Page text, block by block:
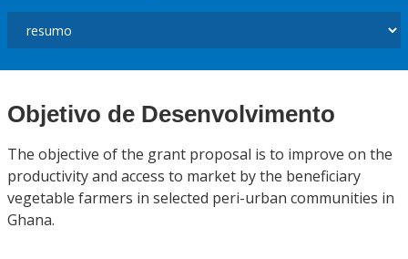
Objetivo de Desenvolvimento
The objective of the grant proposal is to improve on the
productivity and access to market by the beneficiary
vegetable farmers in selected peri-urban communities in
Ghana.